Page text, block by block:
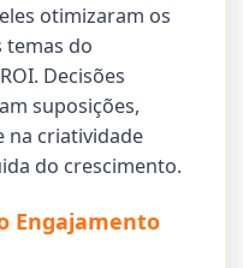
otimizaram os
temas do
Decisões
suposições,
na criatividade
do crescimento.
Engajamento